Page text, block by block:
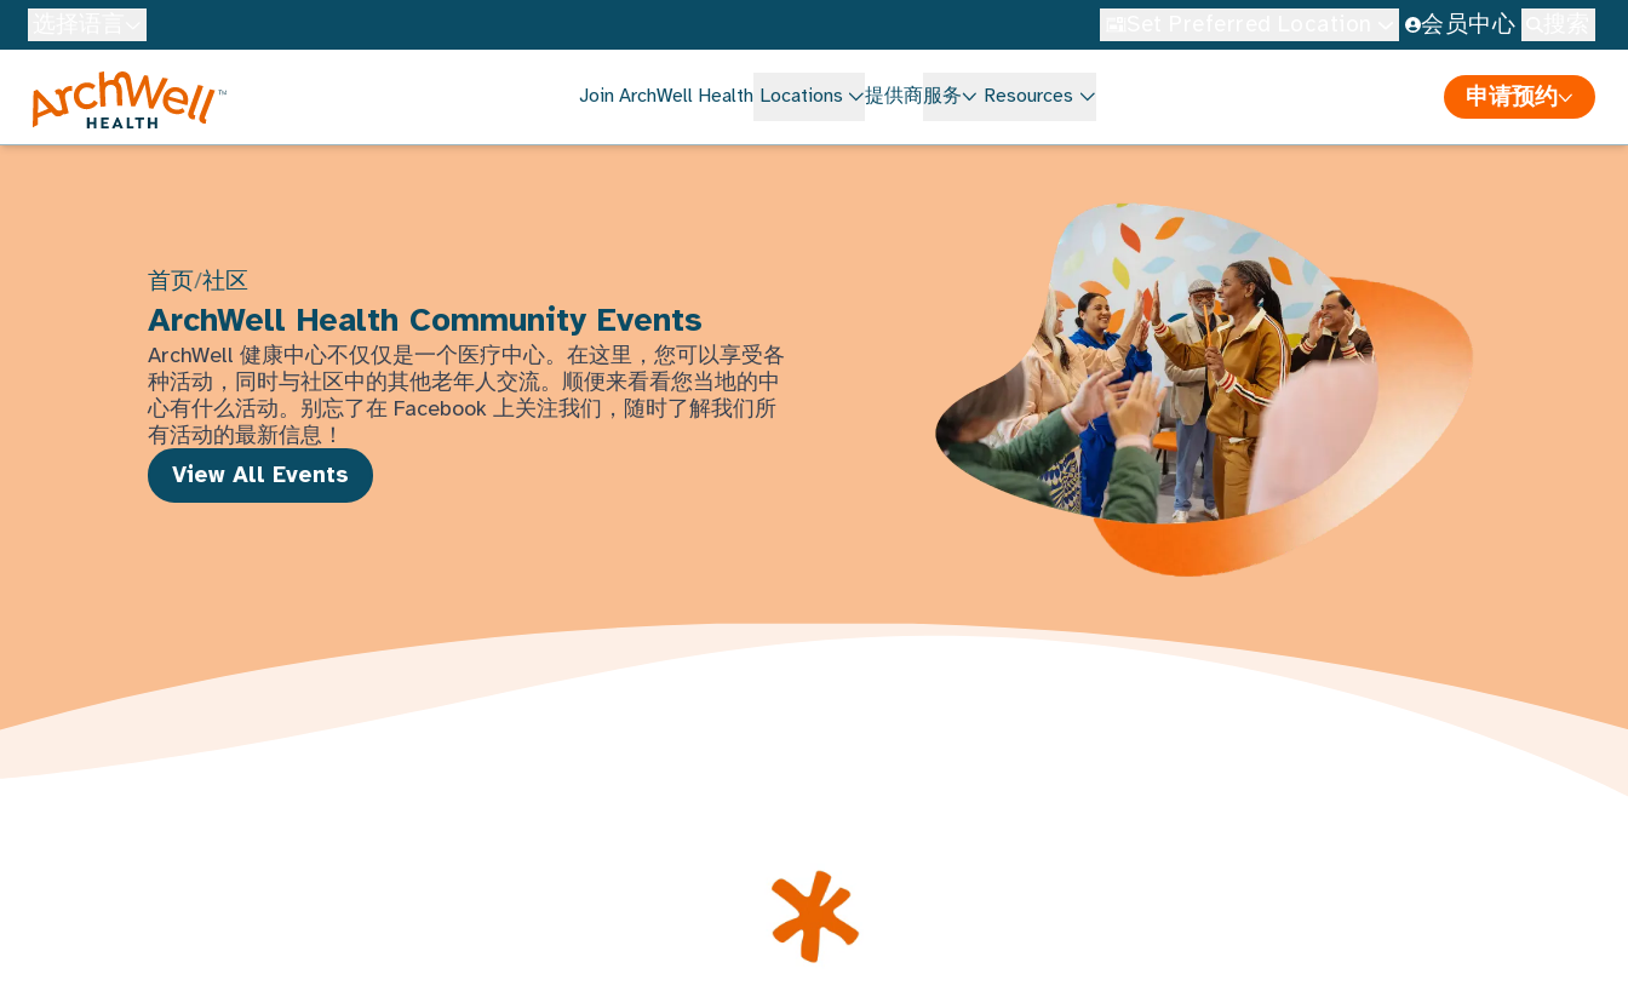
Skip to Main Content 会员中心
Join ArchWell Health Locations 提供商服务 Resources 申请预约
首页/社区
ArchWell Health Community Events
ArchWell 健康中心不仅仅是一个医疗中心。在这里，您可以享受各
种活动，同时与社区中的其他老年人交流。顺便来看看您当地的中
心有什么活动。别忘了在 Facebook 上关注我们，随时了解我们所
有活动的最新信息！
View All Events